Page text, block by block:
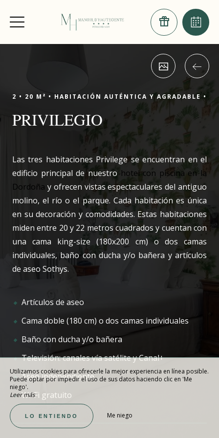
2 • 20 M² • HABITACIÓN AUTÉNTICA Y AGRADABLE •
PRIVILEGIO
Las tres habitaciones Privilege se encuentran en el
edificio principal de nuestro hotel con piscina en la
Dordoña y ofrecen vistas espectaculares del antiguo
molino, el río o el parque. Cada habitación es única
en su decoración y comodidades. Estas habitaciones
miden entre 20 y 22 metros cuadrados y cuentan con
una cama king-size (180x200 cm) o dos camas
individuales, baño con ducha y/o bañera y artículos
de aseo Sothys.
Artículos de aseo
Cama doble (180 cm) o dos camas individuales
Baño con ducha y/o bañera
Televisión: canales vía satélite y Canal+
Aseo independiente
Wi-Fi gratuito
Utilizamos cookies para ofrecerle la mejor experiencia en línea posible.
Puede optar por impedir el uso de sus datos haciendo clic en 'Me
niego'.
Leer más
LO ENTIENDO Me niego